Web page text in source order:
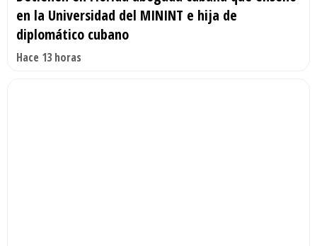
en la Universidad del MININT e hija de
diplomático cubano
Hace 13 horas